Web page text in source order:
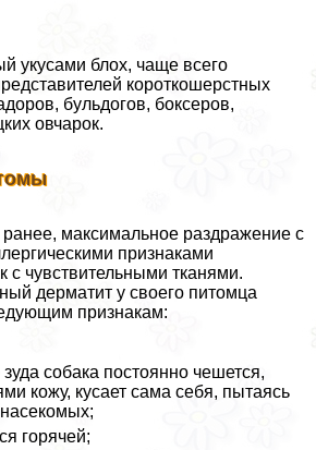
укусами блох, чаще всего
короткошерстных
бульдогов, боксеров,
овчарок.
ранее, максимальное раздражение с
признаками
с чувствительными тканями.
дерматит у своего питомца
признакам:
зуда собака постоянно чешется,
кожу, кусает сама себя, пытаясь
горячей;